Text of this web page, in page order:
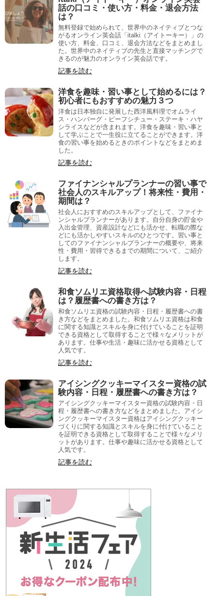
話の口コミ・使い方・料金・退会方法
は？
無料登録で始められて、世界中のネイティブとつな
がるオンライン英会話「italki（アイトーキー）」の
使い方、料金、口コミ、退会方法などをまとめまし
た。世界中のネイティブの先生と直接マッチングで
きるのが魅力のオンライン英会話です。
記事を読む
洋食を趣味・習い事として始めるには？
初心者にもおすすめの魅力３つ
洋食は日本独自に発展した西洋風料理でオムライ
ス・ハンバーグ・ビーフシチュー・ステーキ・ハヤ
シライスなどが含まれます。洋食を趣味・習い事と
して学ぶことで一生役に立てることができます。洋
食の習い事を始めるときのポイントなどをまとめま
した。
記事を読む
ファイナンシャルプランナーの習い事で
社会人のスキルアップ！将来性・費用・
期間は？
社会人におすすめのスキルアップとして、ファイナ
ンシャルプランナーがあります。自分自身の貯金や
入出金管理、資産設計などにも活かせ、転職の際な
どにも活かしやすいスキルのひとつです。習い事と
してのファイナンシャルプランナーの概要や、将来
性・費用・習得できるまでの期間について、ご紹介
します。
記事を読む
和食ソムリエ資格取得へ試験内容・日程
は？履歴書への書き方は？
和食ソムリエ資格の試験内容・日程・履歴書への書
き方などをまとめました。和食ソムリエ資格は和食
に関する知識とスキルを身に付けていることを証明
できる資格として取得することで様々なメリットが
あります。仕事や生活・趣味に活かせる資格として
人気です。
記事を読む
アイシングクッキーマイスター資格の試
験内容・日程・履歴書への書き方は？
アイシングクッキーマイスター資格の試験内容・日
程・履歴書への書き方などをまとめました。アイシ
ングクッキーマイスター資格はアイシングクッキー
づくりに関する知識とスキルを身に付けていること
を証明できる資格として取得することで様々なメリ
ットがあります。仕事や趣味に活かせる資格として
人気です。
記事を読む